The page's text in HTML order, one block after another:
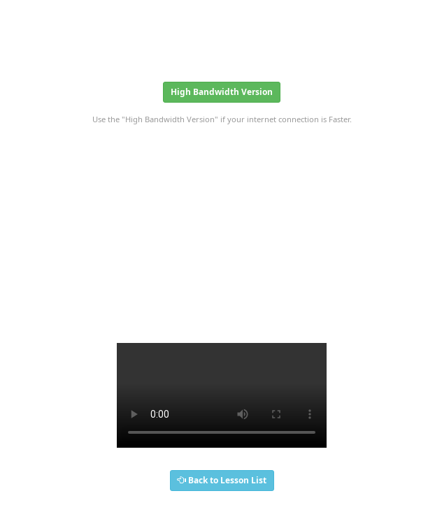
High Bandwidth Version
Use the "High Bandwidth Version" if your internet connection is Faster.
Back to Lesson List